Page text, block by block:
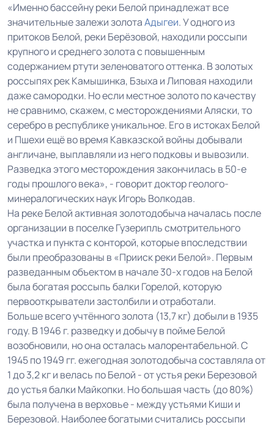
«Именно бассейну реки Белой принадлежат все
значительные залежи золотаАдыгеи. У одного из
притоков Белой, реки Берёзовой, находили россыпи
крупного и среднего золота с повышенным
содержанием ртути зеленоватого оттенка. В золотых
россыпях рек Камышинка, Бзыха и Липовая находили
даже самородки. Но если местное золото по качеству
не сравнимо, скажем, с месторождениями Аляски, то
серебро в республике уникальное. Его в истоках Белой
и Пшехи ещё во время Кавказской войны добывали
англичане, выплавляли из него подковы и вывозили.
Разведка этого месторождения закончилась в 50-е
годы прошлого века», - говорит доктор геолого-
минералогических наук Игорь Волкодав.
На реке Белой активная золотодобыча началась после
организации в поселке Гузерипль смотрительного
участка и пункта с конторой, которые впоследствии
были преобразованы в «Прииск реки Белой». Первым
разведанным объектом в начале 30-х годов на Белой
была богатая россыпь балки Горелой, которую
первооткрыватели застолбили и отработали.
Больше всего учтённого золота (13,7 кг) добыли в 1935
году. В 1946 г. разведку и добычу в пойме Белой
возобновили, но она осталась малорентабельной. С
1945 по 1949 гг. ежегодная золотодобыча составляла от
1 до 3,2 кг и велась по Белой - от устья реки Березовой
до устья балки Майкопки. Но большая часть (до 80%)
была получена в верховье - между устьями Киши и
Березовой. Наиболее богатыми считались россыпи